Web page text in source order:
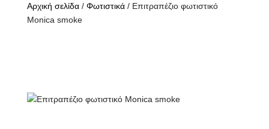
Αρχική σελίδα/ Φωτιστικά/ Επιτραπέζιο φωτιστικό
Monica smoke